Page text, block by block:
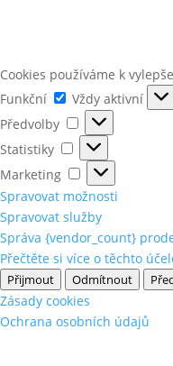
Cookies používáme k
Funkční
Funkční
Vždy aktivní
Předvolby
Předvolby
Statistiky
Statistiky
Marketing
Marketing
Spravovat možnosti
Spravovat služby
Správa {vendor_count}
Přečtěte si více o těchto
Přijmout Odmítnout
Zásady cookies
Ochrana osobních údajů